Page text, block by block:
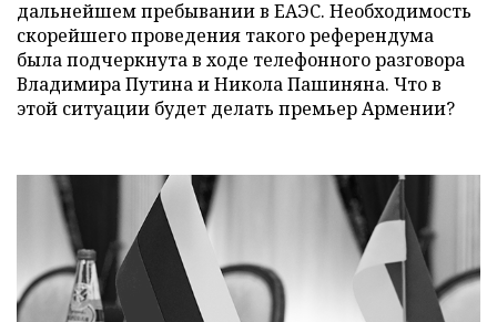
дальнейшем пребывании в ЕАЭС. Необходимость
скорейшего проведения такого референдума
была подчеркнута в ходе телефонного разговора
Владимира Путина и Никола Пашиняна. Что в
этой ситуации будет делать премьер Армении?